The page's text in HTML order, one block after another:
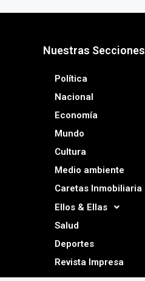
Nuestras Secciones
Política
Nacional
Economía
Mundo
Cultura
Medio ambiente
Caretas Inmobiliaria
Ellos & Ellas
Salud
Deportes
Revista Impresa